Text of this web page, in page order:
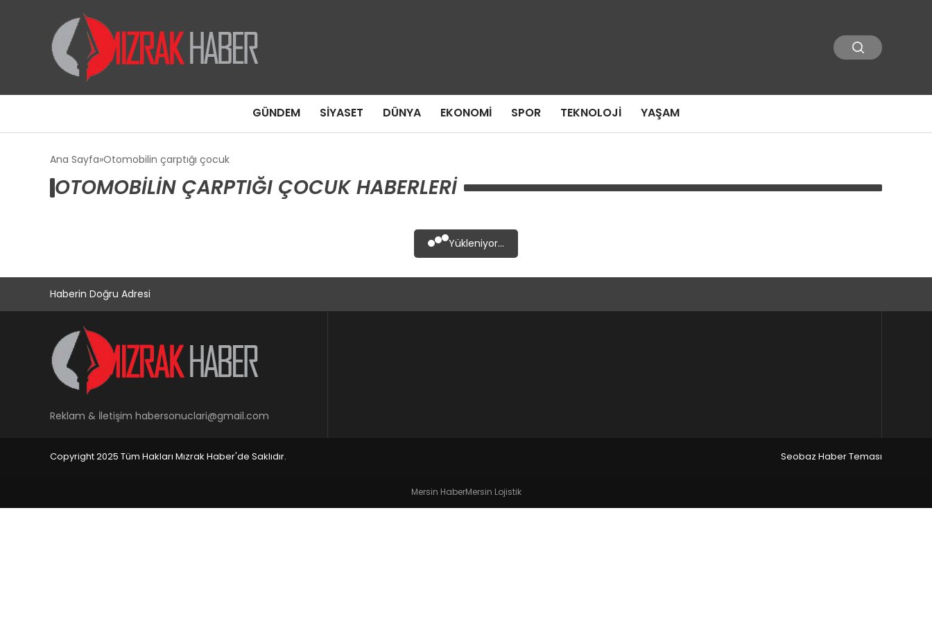
GÜNDEM SIYASET DÜNYA EKONOMI SPOR TEKNOLOJI YAŞAM
Ana Sayfa Otomobilin çarptığı çocuk
OTOMOBILIN ÇARPTIĞI ÇOCUK HABERLERI
Yükleniyor...
Haberin Doğru Adresi
Reklam & İletişim habersonuclari@gmail.com
Copyright 2025 Tüm Hakları Mızrak Haber'de Saklıdır. Seobaz Haber Teması
Mersin HaberMersin Lojistik